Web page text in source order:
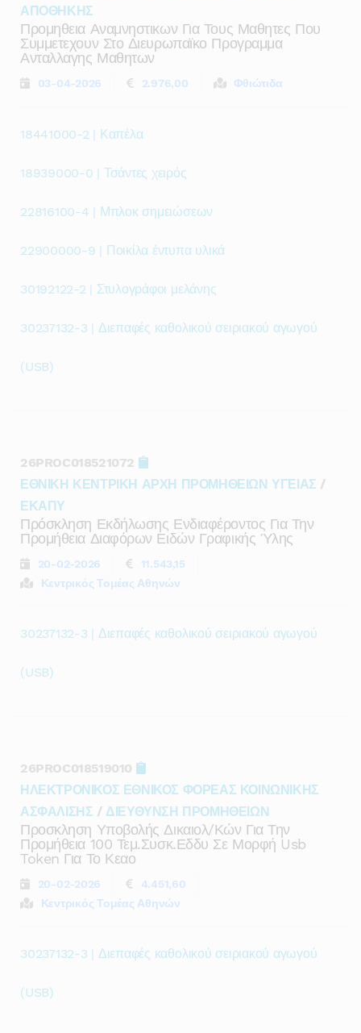
ΑΠΟΘΗΚΗΣ
Προμηθεια Αναμνηστικων Για Τους Μαθητες Που
Συμμετεχουν Στο Διευρωπαϊκο Προγραμμα
Ανταλλαγης Μαθητων
03-04-2026 2.976,00 Φθιώτιδα
18441000-2 | Καπέλα
18939000-0 | Τσάντες χειρός
22816100-4 | Μπλοκ σημειώσεων
22900000-9 | Ποικίλα έντυπα υλικά
30192122-2 | Στυλογράφοι μελάνης
30237132-3 | Διεπαφές καθολικού σειριακού αγωγού
(USB)
26PROC018521072
ΕΘΝΙΚΗ ΚΕΝΤΡΙΚΗ ΑΡΧΗ ΠΡΟΜΗΘΕΙΩΝ ΥΓΕΙΑΣ /
ΕΚΑΠΥ
Πρόσκληση Εκδήλωσης Ενδιαφέροντος Για Την
Προμήθεια Διαφόρων Ειδών Γραφικής Ύλης
20-02-2026
11.543,15
Κεντρικός Τομέας Αθηνών
30237132-3 | Διεπαφές καθολικού σειριακού αγωγού
(USB)
26PROC018519010
ΗΛΕΚΤΡΟΝΙΚΟΣ ΕΘΝΙΚΟΣ ΦΟΡΕΑΣ ΚΟΙΝΩΝΙΚΗΣ
ΑΣΦΑΛΙΣΗΣ / ΔΙΕΥΘΥΝΣΗ ΠΡΟΜΗΘΕΙΩΝ
Προσκληση Υποβολής Δικαιολ/κών Για Την
Προμήθεια 100 Τεμ.συσκ.εδδυ Σε Μορφή Usb
Token Για Το Κεαο
20-02-2026
4.451,60
Κεντρικός Τομέας Αθηνών
30237132-3 | Διεπαφές καθολικού σειριακού αγωγού
(USB)